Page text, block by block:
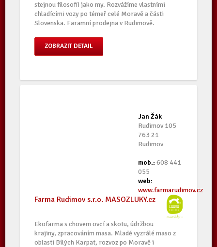
stejnou filosofii jako my. Rozvážíme vlastními
chladícími vozy po témeř celé Moravě a části
Slovenska. Faramní prodejna v Rudimově.
ZOBRAZIT DETAIL
Jan Žák
Rudimov 105
763 21
Rudimov
mob.: 608 441
055
web:
www.farmarudimov.cz
Farma Rudimov s.r.o. MASOZLUKY.cz
Ekofarma s chovem ovcí a skotu, údržbou
krajiny, zpracováním masa. Mladé vyzrálé maso z
oblasti Bílých Karpat, rozvoz po Moravě i